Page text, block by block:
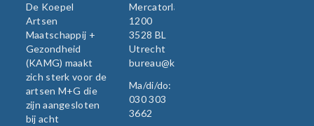
De Koepel
Artsen
Maatschappij +
Gezondheid
(KAMG) maakt
zich sterk voor de
artsen M+G die
zijn aangesloten
bij acht
Mercatorlaan
1200
3528 BL
Utrecht
bureau@kamg.nl
Ma/di/do:
030 303
3662